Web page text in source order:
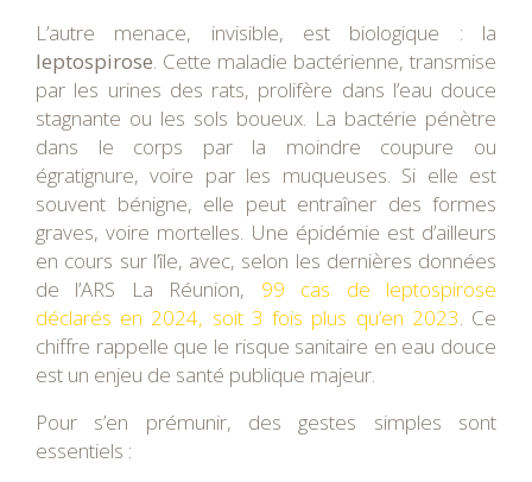
L’autre menace, invisible, est biologique : la
leptospirose. Cette maladie bactérienne, transmise
par les urines des rats, prolifère dans l’eau douce
stagnante ou les sols boueux. La bactérie pénètre
dans le corps par la moindre coupure ou
égratignure, voire par les muqueuses. Si elle est
souvent bénigne, elle peut entraîner des formes
graves, voire mortelles. Une épidémie est d’ailleurs
en cours sur l’île, avec, selon les dernières données
de l’ARS La Réunion, 99 cas de leptospirose
déclarés en 2024, soit 3 fois plus qu’en 2023. Ce
chiffre rappelle que le risque sanitaire en eau douce
est un enjeu de santé publique majeur.
Pour s’en prémunir, des gestes simples sont
essentiels :